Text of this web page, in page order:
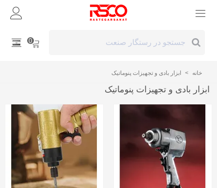
0
خانه > ابزار بادی و تجهیزات پنوماتیک
ابزار بادی و تجهیزات پنوماتیک